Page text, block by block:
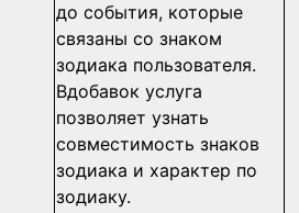
до события, которые
связаны со знаком
зодиака пользователя.
Вдобавок услуга
позволяет узнать
совместимость знаков
зодиака и характер по
зодиаку.